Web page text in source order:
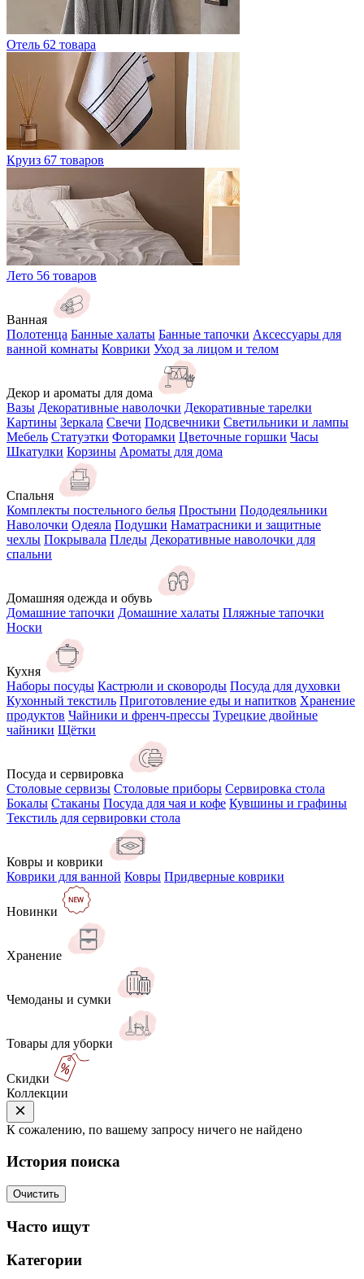
Отель 62 товара
Круиз 67 товаров
Лето 56 товаров
Ванная
Полотенца Банные халаты Банные тапочки Аксессуары для
ванной комнаты Коврики Уход за лицом и телом
Декор и ароматы для дома
Вазы Декоративные наволочки Декоративные тарелки
Картины Зеркала Свечи Подсвечники Светильники и лампы
Мебель Статуэтки Фоторамки Цветочные горшки Часы
Шкатулки Корзины Ароматы для дома
Спальня
Комплекты постельного белья Простыни Пододеяльники
Наволочки Одеяла Подушки Наматрасники и защитные
чехлы Покрывала Пледы Декоративные наволочки для
спальни
Домашняя одежда и обувь
Домашние тапочки Домашние халаты Пляжные тапочки
Носки
Кухня
Наборы посуды Кастрюли и сковороды Посуда для духовки
Кухонный текстиль Приготовление еды и напитков Хранение
продуктов Чайники и френч-прессы Турецкие двойные
чайники Щётки
Посуда и сервировка
Столовые сервизы Столовые приборы Сервировка стола
Бокалы Стаканы Посуда для чая и кофе Кувшины и графины
Текстиль для сервировки стола
Ковры и коврики
Коврики для ванной Ковры Придверные коврики
Новинки
Хранение
Чемоданы и сумки
Товары для уборки
Скидки
Коллекции
К сожалению, по вашему запросу ничего не найдено
История поиска
Очистить
Часто ищут
Категории